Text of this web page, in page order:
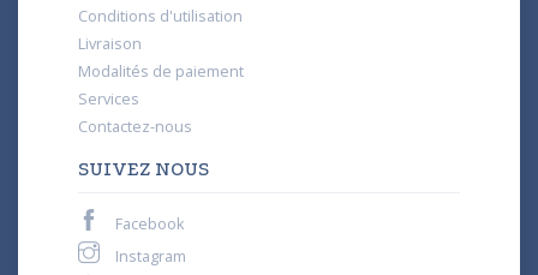
Conditions d'utilisation
Livraison
Modalités de paiement
Services
Contactez-nous
SUIVEZ NOUS
Facebook
Instagram